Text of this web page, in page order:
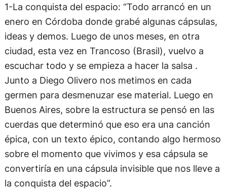
1-La conquista del espacio: “Todo arrancó en un
enero en Córdoba donde grabé algunas cápsulas,
ideas y demos. Luego de unos meses, en otra
ciudad, esta vez en Trancoso (Brasil), vuelvo a
escuchar todo y se empieza a hacer la salsa .
Junto a Diego Olivero nos metimos en cada
germen para desmenuzar ese material. Luego en
Buenos Aires, sobre la estructura se pensó en las
cuerdas que determinó que eso era una canción
épica, con un texto épico, contando algo hermoso
sobre el momento que vivimos y esa cápsula se
convertiría en una cápsula invisible que nos lleve a
la conquista del espacio”.